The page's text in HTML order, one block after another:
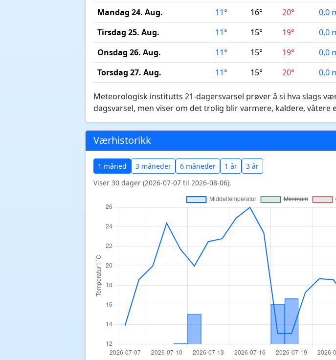
Mandag 24. Aug.
11° 16° 20° 0,0
Tirsdag 25. Aug.
11° 15° 19° 0,0
Onsdag 26. Aug.
11° 15° 19° 0,0
Torsdag 27. Aug.
11° 15° 20° 0,0
Meteorologisk institutts 21-dagersvarsel prøver å si hva slags
dagsvarsel, men viser om det trolig blir varmere, kaldere,
Værhistorikk
1 måned 3 måneder 6 måneder 1 år 3 år
Viser 30 dager (2026-07-07 til 2026-08-06).